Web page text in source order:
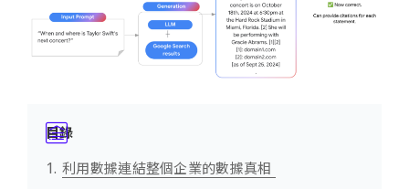
目錄
利用數據連結整個企業的數據真相